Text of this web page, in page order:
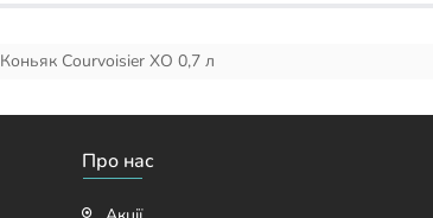
Коньяк Courvoisier XO 0,7 л
Про нас